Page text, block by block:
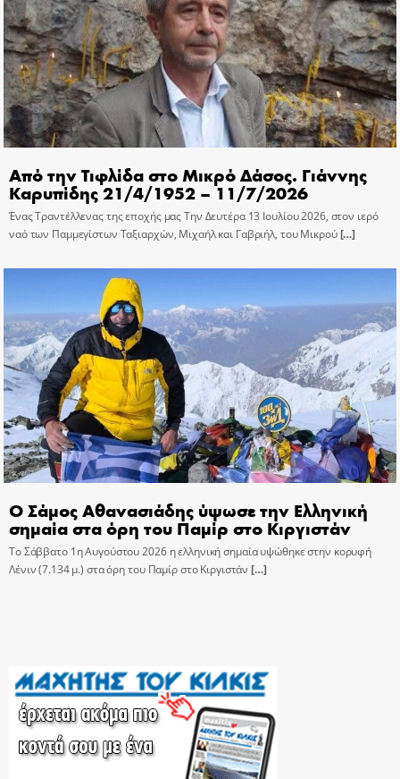
Από την Τιφλίδα στο Μικρό Δάσος. Γιάννης
Καρυπίδης 21/4/1952 – 11/7/2026
Ένας Τραντέλλενας της εποχής μας Την Δευτέρα 13 Ιουλίου 2026, στον ιερό
ναό των Παμμεγίστων Ταξιαρχών, Μιχαήλ και Γαβριήλ, του Μικρού[…]
Ο Σάμος Αθανασιάδης ύψωσε την Ελληνική
σημαία στα όρη του Παμίρ στο Κιργιστάν
Το Σάββατο 1η Αυγούστου 2026 η ελληνική σημαία υψώθηκε στην κορυφή
Λένιν (7.134 μ.) στα όρη του Παμίρ στο Κιργιστάν […]